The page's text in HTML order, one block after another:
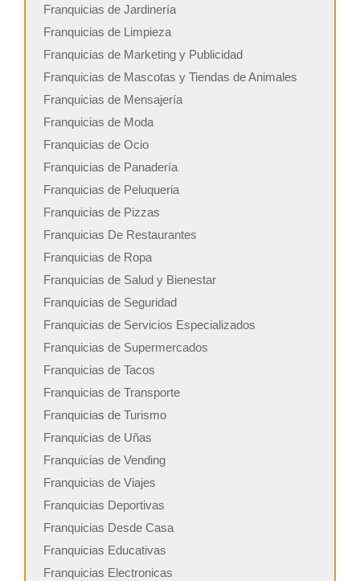
Franquicias de Jardinería
Franquicias de Limpieza
Franquicias de Marketing y Publicidad
Franquicias de Mascotas y Tiendas de Animales
Franquicias de Mensajería
Franquicias de Moda
Franquicias de Ocio
Franquicias de Panadería
Franquicias de Peluqueria
Franquicias de Pizzas
Franquicias De Restaurantes
Franquicias de Ropa
Franquicias de Salud y Bienestar
Franquicias de Seguridad
Franquicias de Servicios Especializados
Franquicias de Supermercados
Franquicias de Tacos
Franquicias de Transporte
Franquicias de Turismo
Franquicias de Uñas
Franquicias de Vending
Franquicias de Viajes
Franquicias Deportivas
Franquicias Desde Casa
Franquicias Educativas
Franquicias Electronicas